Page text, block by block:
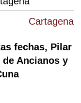
Cartagena
fechas, Pilar
Ancianos y